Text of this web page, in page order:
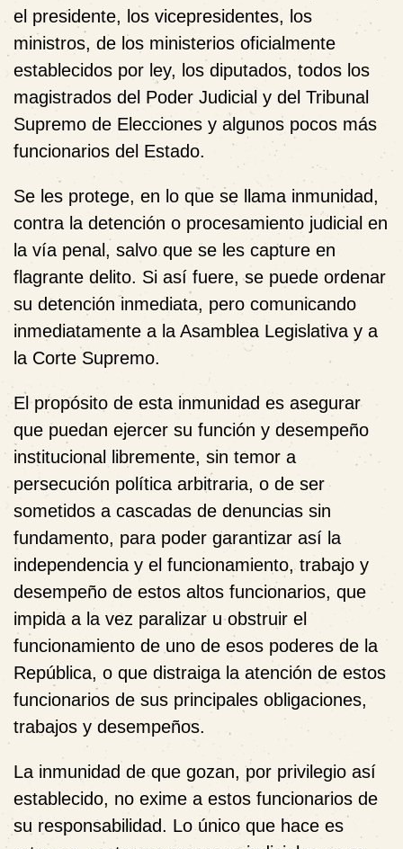
el presidente, los vicepresidentes, los
ministros, de los ministerios oficialmente
establecidos por ley, los diputados, todos los
magistrados del Poder Judicial y del Tribunal
Supremo de Elecciones y algunos pocos más
funcionarios del Estado.
Se les protege, en lo que se llama inmunidad,
contra la detención o procesamiento judicial en
la vía penal, salvo que se les capture en
flagrante delito. Si así fuere, se puede ordenar
su detención inmediata, pero comunicando
inmediatamente a la Asamblea Legislativa y a
la Corte Supremo.
El propósito de esta inmunidad es asegurar
que puedan ejercer su función y desempeño
institucional libremente, sin temor a
persecución política arbitraria, o de ser
sometidos a cascadas de denuncias sin
fundamento, para poder garantizar así la
independencia y el funcionamiento, trabajo y
desempeño de estos altos funcionarios, que
impida a la vez paralizar u obstruir el
funcionamiento de uno de esos poderes de la
República, o que distraiga la atención de estos
funcionarios de sus principales obligaciones,
trabajos y desempeños.
La inmunidad de que gozan, por privilegio así
establecido, no exime a estos funcionarios de
su responsabilidad. Lo único que hace es